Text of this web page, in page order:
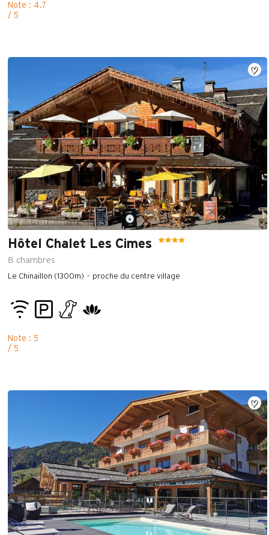
Note : 4.7
/ 5
Hôtel Chalet Les Cimes
8 chambres
Le Chinaillon (1300m) proche du centre village
Note : 5
/ 5